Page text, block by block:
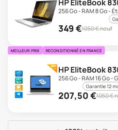
HP EliteBook
256 Go - RAM 8 Go -
349 €1050€ neuf
MEILLEUR PRIX RECONDITIONNÉ EN FRANCE
HP EliteBook
256 Go - RAM 16 Go -
Garantie 12
207,50 €1050€